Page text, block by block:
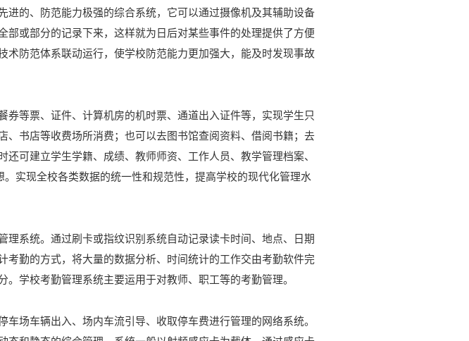
的、防范能力极强的综合系统，它可以通过摄像机及其辅助设备
部或部分的记录下来，这样就为日后对某些事件的处理提供了方便
防范体系联动运行，使学校防范能力更加强大，能及时发现事故
等票、证件、计算机房的机时票、通道出入证件等，实现学生只
书店等收费场所消费；也可以去图书馆查阅资料、借阅书籍；去
可建立学生学籍、成绩、教师师资、工作人员、教学管理档案、
实现全校各类数据的统一性和规范性，提高学校的现代化管理水
系统。通过刷卡或指纹识别系统自动记录读卡时间、地点、日期
勤的方式，将大量的数据分析、时间统计的工作交由考勤软件完
学校考勤管理系统主要运用于对教师、职工等的考勤管理。
场车辆出入、场内车流引导、收取停车费进行管理的网络系统。